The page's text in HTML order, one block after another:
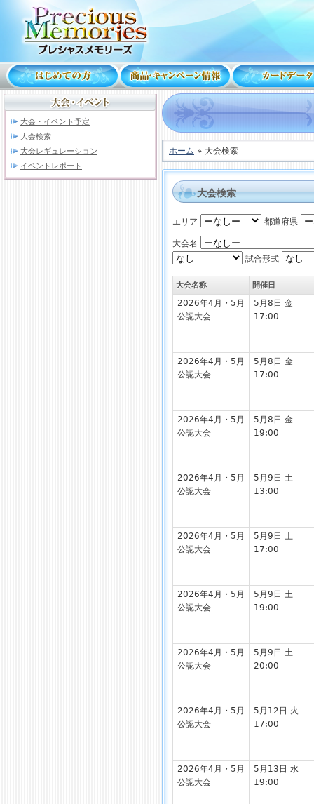
大会・イベント予定
大会検索
大会レギュレーション
イベントレポート
ホーム » 大会検索
大会検索
エリア 都道府県
大会名
試合形式
大会名称 開催日
2026年4月・5月
公認大会
5月8日 金
17:00
2026年4月・5月
公認大会
5月8日 金
17:00
2026年4月・5月
公認大会
5月8日 金
19:00
2026年4月・5月
公認大会
5月9日 土
13:00
2026年4月・5月
公認大会
5月9日 土
17:00
2026年4月・5月
公認大会
5月9日 土
19:00
2026年4月・5月
公認大会
5月9日 土
20:00
2026年4月・5月
公認大会
5月12日 火
17:00
2026年4月・5月
公認大会
5月13日 水
19:00